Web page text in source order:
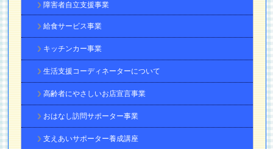
障害者自立支援事業
給食サービス事業
キッチンカー事業
生活支援コーディネーターについて
高齢者にやさしいお店宣言事業
おはなし訪問サポーター事業
支えあいサポーター養成講座